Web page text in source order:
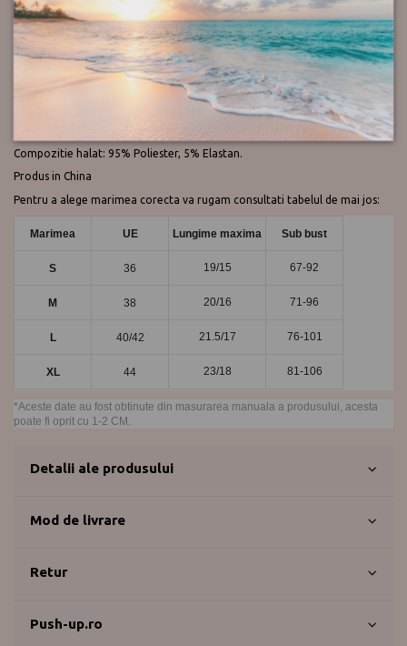
Cupa balconette, preformata cu burete subtire.
Bretele subtiri, reglabile.
Chilot clasic cu talie inalta.
Halat cu maneca scurta.
Design si croi de calitate.
Compozitie sutien: 80% Poliamida, 20% Elastan.
Compozitie halat: 95% Poliester, 5% Elastan.
Produs in China
Pentru a alege marimea corecta va rugam consultati tabelul de mai jos:
Marimea UE Lungime maxima Sub bust
S 36 19/15 67-92
M 38 20/16 71-96
L 40/42 21.5/17 76-101
XL 44 23/18 81-106
*Aceste date au fost obtinute din masurarea manuala a produsului, acesta
poate fi oprit cu 1-2 CM.
Detalii ale produsului
Mod de livrare
Retur
Push-up.ro